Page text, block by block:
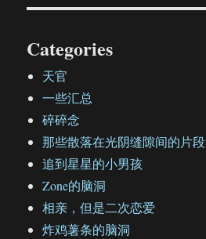
Categories
天官
一些汇总
碎碎念
那些散落在光阴缝隙间的片段
追到星星的小男孩
Zone的脑洞
相亲，但是二次恋爱
炸鸡薯条的脑洞